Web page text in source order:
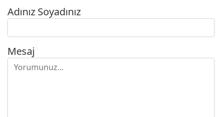
Adınız Soyadınız
Mesaj